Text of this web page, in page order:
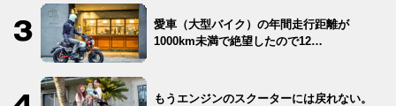
愛車（大型バイク）の年間走行距離が
1000km未満で絶望したので12…
もうエンジンのスクーターには戻れない。